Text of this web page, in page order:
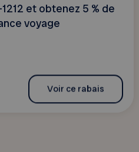
et obtenez 5 % de
voyage
Voir ce rabais